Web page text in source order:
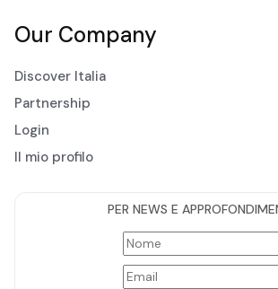
Our Company
Discover Italia
Partnership
Login
Il mio profilo
PER NEWS E